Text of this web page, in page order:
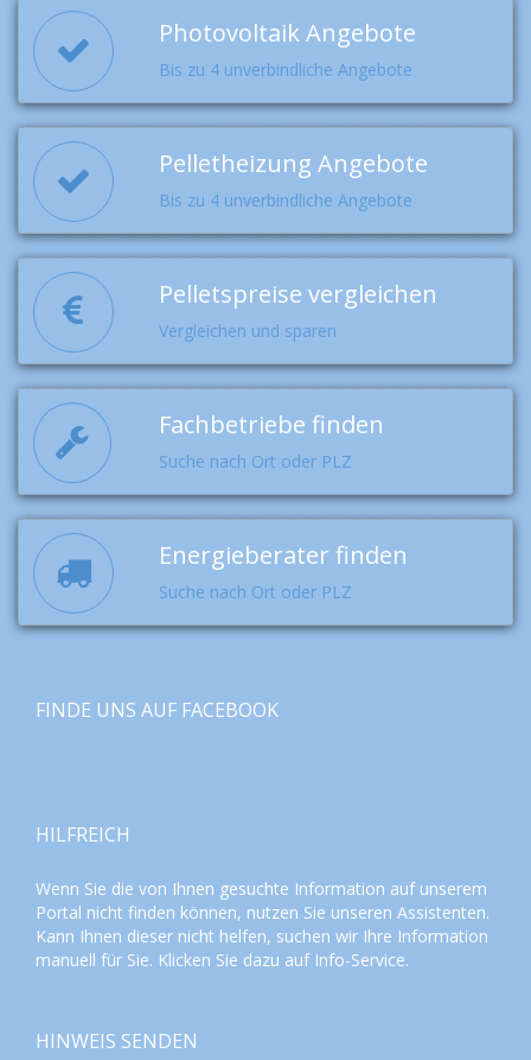
Photovoltaik Angebote
Bis zu 4 unverbindliche Angebote
Pelletheizung Angebote
Bis zu 4 unverbindliche Angebote
Pelletspreise vergleichen
Vergleichen und sparen
Fachbetriebe finden
Suche nach Ort oder PLZ
Energieberater finden
Suche nach Ort oder PLZ
FINDE UNS AUF FACEBOOK
HILFREICH
Wenn Sie die von Ihnen gesuchte Information auf unserem
Portal nicht finden können, nutzen Sie unseren Assistenten.
Kann Ihnen dieser nicht helfen, suchen wir Ihre Information
manuell für Sie. Klicken Sie dazu auf Info-Service.
HINWEIS SENDEN